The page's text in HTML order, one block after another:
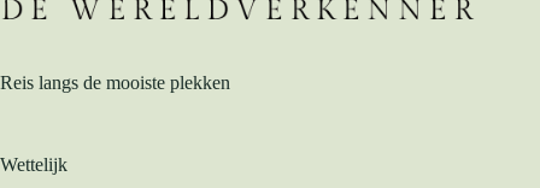
Reis langs de mooiste plekken
Wettelijk